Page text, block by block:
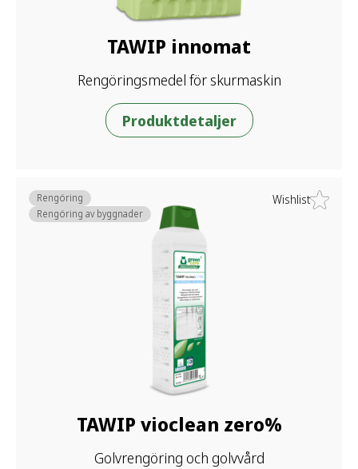
TAWIP innomat
Rengöringsmedel för skurmaskin
Produktdetaljer
Wishlist
TAWIP vioclean zero%
Golvrengöring och golvvård
Rengöring
Rengöring av byggnader